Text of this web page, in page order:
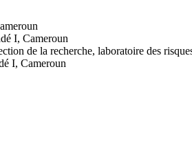
I, Cameroun
de la recherche, laboratoire des
I, Cameroun